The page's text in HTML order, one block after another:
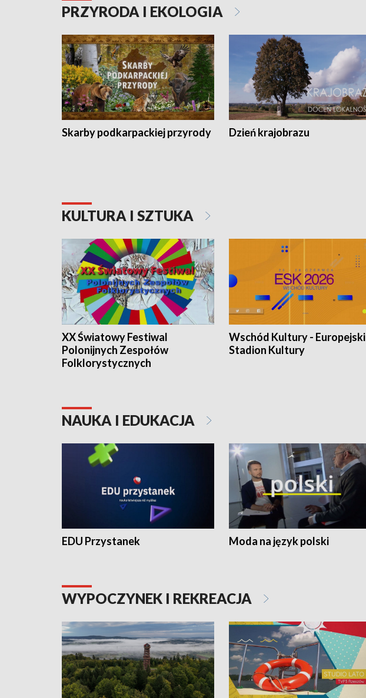
PRZYRODA I EKOLOGIA
Skarby podkarpackiej przyrody Dzień krajobrazu
KULTURA I SZTUKA
XX Światowy Festiwal
Polonijnych Zespołów
Folklorystycznych
Wschód Kultury - Europejski
Stadion Kultury
NAUKA I EDUKACJA
EDU Przystanek Moda na język polski
WYPOCZYNEK I REKREACJA